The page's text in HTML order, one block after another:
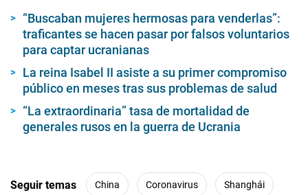
“Buscaban mujeres hermosas para venderlas”:
traficantes se hacen pasar por falsos voluntarios
para captar ucranianas
La reina Isabel II asiste a su primer compromiso
público en meses tras sus problemas de salud
“La extraordinaria” tasa de mortalidad de
generales rusos en la guerra de Ucrania
Seguir temas China Coronavirus Shanghái